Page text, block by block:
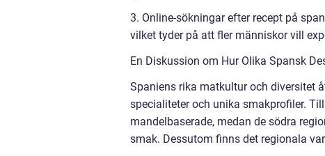
3. Online-sökningar efter recept på
vilket tyder på att fler människor vill
En Diskussion om Hur Olika Spansk
Spaniens rika matkultur och diversitet
specialiteter och unika smakprofiler.
mandelbaserade, medan de södra
smak. Dessutom finns det regionala